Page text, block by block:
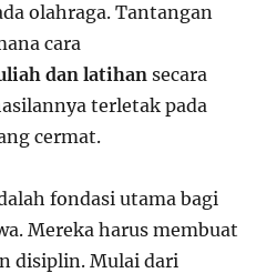
olahraga. Tantangan
cara
dan latihan secara
terletak pada
cermat.
fondasi utama bagi
Mereka harus membuat
disiplin. Mulai dari